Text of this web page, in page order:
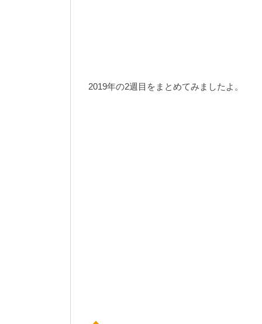
2019年の2週目をまとめてみましたよ。